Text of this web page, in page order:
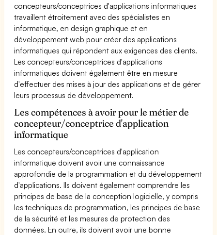
concepteurs/conceptrices d'applications informatiques
travaillent étroitement avec des spécialistes en
informatique, en design graphique et en
développement web pour créer des applications
informatiques qui répondent aux exigences des clients.
Les concepteurs/conceptrices d'applications
informatiques doivent également être en mesure
d'effectuer des mises à jour des applications et de gérer
leurs processus de développement.
Les compétences à avoir pour le métier de
concepteur/conceptrice d'application
informatique
Les concepteurs/conceptrices d'application
informatique doivent avoir une connaissance
approfondie de la programmation et du développement
d'applications. Ils doivent également comprendre les
principes de base de la conception logicielle, y compris
les techniques de programmation, les principes de base
de la sécurité et les mesures de protection des
données. En outre, ils doivent avoir une bonne